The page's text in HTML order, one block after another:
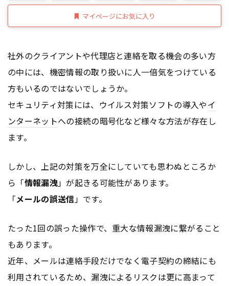
マイページにお気に入り
社外のクライアントや代理店と連絡を取る機会の多い方
の中には、機密情報の取り扱いに人一倍気をつけている
方もいるのではないでしょうか。
セキュリティ対策には、ウイルス対策ソフトの導入やイ
ンターネットへの接続の暗号化など様々な方法が存在し
ます。
しかし、上記の対策を万全にしていても思わぬところか
ら「情報漏洩」が起きる可能性があります。
「メールの誤送信」です。
たった1回の誤った操作で、重大な情報漏洩に繋がること
もあります。
近年、メールは連絡手段だけでなく電子契約の締結にも
利用されているため、漏洩によるリスクは更に高まって